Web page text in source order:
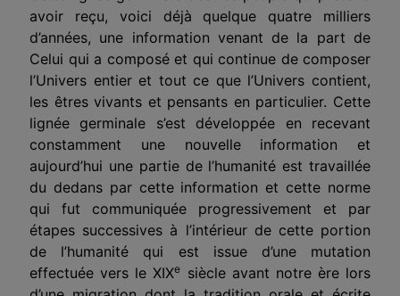
avoir reçu, voici déjà quelque quatre milliers
d’années, une information venant de la part de
Celui qui a composé et qui continue de composer
l’Univers entier et tout ce que l’Univers contient,
les êtres vivants et pensants en particulier. Cette
lignée germinale s’est développée en recevant
constamment une nouvelle information et
aujourd’hui une partie de l’humanité est travaillée
du dedans par cette information et cette norme
qui fut communiquée progressivement et par
étapes successives à l’intérieur de cette portion
de l’humanité qui est issue d’une mutation
effectuée vers le XIXe siècle avant notre ère lors